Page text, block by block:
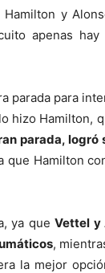
y
apenas hay
parada para
hizo Hamilton,
parada,
Hamilton
ya queVettel y
,
la mejor